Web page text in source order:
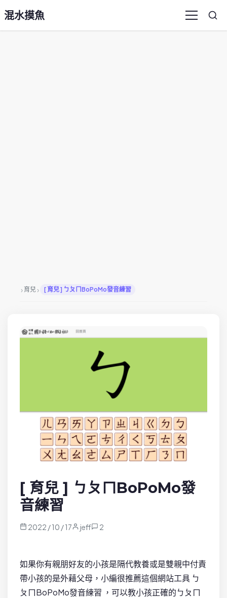
混水摸魚 Menu
›育兒 › [ 育兒 ] ㄅㄆㄇBoPoMo發音練習
[ 育兒 ] ㄅㄆㄇBoPoMo發
音練習
2022 / 10 / 17 jeff 2
如果你有親朋好友的小孩是隔代教養或是雙親中付責
帶小孩的是外藉父母，小編很推薦這個網站工具 ㄅ
ㄆㄇBoPoMo發音練習 ，可以教小孩正確的ㄅㄆㄇ